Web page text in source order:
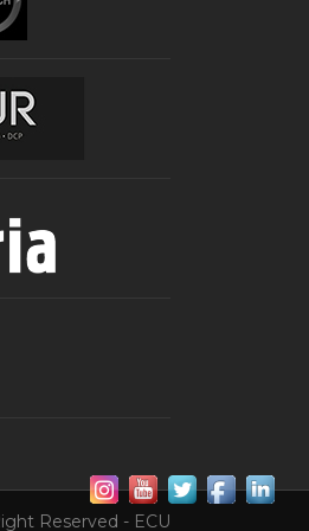
Reserved - ECU